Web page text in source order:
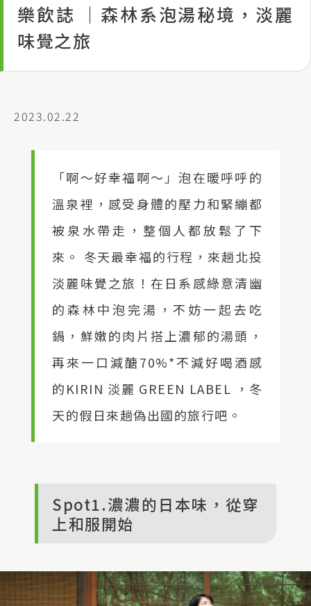
樂飲誌 ｜森林系泡湯秘境，淡麗
味覺之旅
2023.02.22
「啊～好幸福啊～」泡在暖呼呼的
溫泉裡，感受身體的壓力和緊繃都
被泉水帶走，整個人都放鬆了下
來。 冬天最幸福的行程，來趟北投
淡麗味覺之旅！在日系感綠意清幽
的森林中泡完湯，不妨一起去吃
鍋，鮮嫩的肉片搭上濃郁的湯頭，
再來一口減醣70%*不減好喝酒感
的KIRIN 淡麗 GREEN LABEL ，冬
天的假日來趟偽出國的旅行吧。
Spot1.濃濃的日本味，從穿
上和服開始